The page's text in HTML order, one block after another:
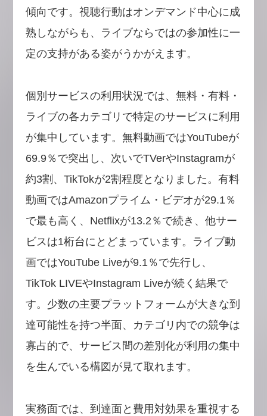
傾向です。視聴行動はオンデマンド中心に成
熟しながらも、ライブならではの参加性に一
定の支持がある姿がうかがえます。
個別サービスの利用状況では、無料・有料・
ライブの各カテゴリで特定のサービスに利用
が集中しています。無料動画ではYouTubeが
69.9％で突出し、次いでTVerやInstagramが
約3割、TikTokが2割程度となりました。有料
動画ではAmazonプライム・ビデオが29.1％
で最も高く、Netflixが13.2％で続き、他サー
ビスは1桁台にとどまっています。ライブ動
画ではYouTube Liveが9.1％で先行し、
TikTok LIVEやInstagram Liveが続く結果で
す。少数の主要プラットフォームが大きな到
達可能性を持つ半面、カテゴリ内での競争は
寡占的で、サービス間の差別化が利用の集中
を生んでいる構図が見て取れます。
実務面では、到達面と費用対効果を重視する